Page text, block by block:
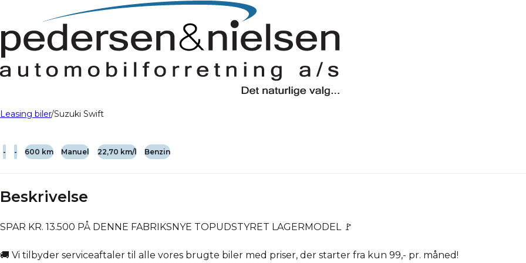
Leasing biler Suzuki Swift
Kampagne
- - 600 km Manuel 22,70 km/l Benzin
Beskrivelse
SPAR KR. 13.500 PÅ DENNE FABRIKSNYE TOPUDSTYRET LAGERMODEL 🚩
🚚 Vi tilbyder serviceaftaler til alle vores brugte biler med priser, der starter fra kun 99,- pr. måned!